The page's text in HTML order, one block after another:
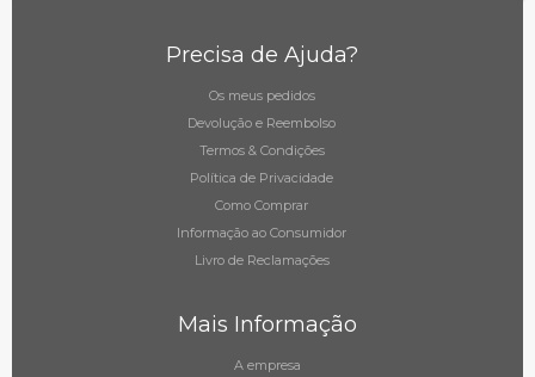
Precisa de Ajuda?
Os meus pedidos
Devolução e Reembolso
Termos & Condições
Política de Privacidade
Como Comprar
Informação ao Consumidor
Livro de Reclamações
Mais Informação
A empresa